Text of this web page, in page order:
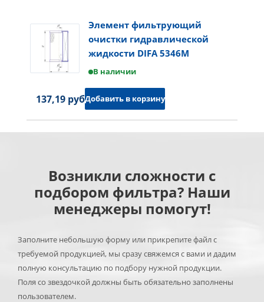
Элемент фильтрующий
очистки гидравлической
жидкости DIFA 5346M
В наличии
137,19 руб.Добавить в корзину
Возникли сложности с
подбором фильтра? Наши
менеджеры помогут!
Заполните небольшую форму или прикрепите файл с
требуемой продукцией, мы сразу свяжемся с вами и дадим
полную консультацию по подбору нужной продукции.
Поля со звездочкой должны быть обязательно заполнены
пользователем.